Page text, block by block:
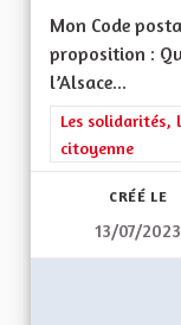
Mon Code
proposition :
l’Alsace...
Filtrer les
Les solidarités,
citoyenne
CRÉÉ LE
13/07/2023